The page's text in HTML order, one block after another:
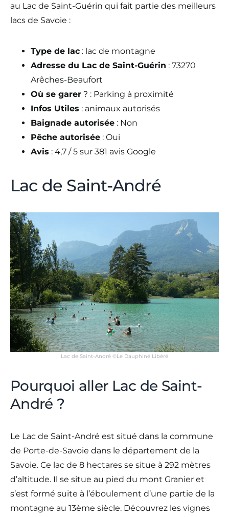
au Lac de Saint-Guérin qui fait partie des meilleurs
lacs de Savoie :
Type de lac : lac de montagne
Adresse du Lac de Saint-Guérin : 73270
Arêches-Beaufort
Où se garer ? : Parking à proximité
Infos Utiles : animaux autorisés
Baignade autorisée : Non
Pêche autorisée : Oui
Avis : 4,7 / 5 sur 381 avis Google
Lac de Saint-André
Lac de Saint-André ©Le Dauphiné Libéré
Pourquoi aller Lac de Saint-
André ?
Le Lac de Saint-André est situé dans la commune
de Porte-de-Savoie dans le département de la
Savoie. Ce lac de 8 hectares se situe à 292 mètres
d’altitude. Il se situe au pied du mont Granier et
s’est formé suite à l’éboulement d’une partie de la
montagne au 13ème siècle. Découvrez les vignes